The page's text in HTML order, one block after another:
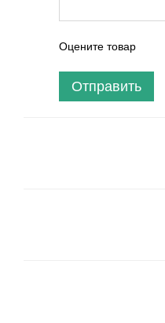
Оцените товар
Отправить